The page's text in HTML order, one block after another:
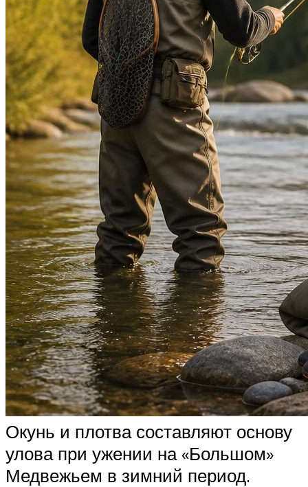
Окунь и плотва составляют основу
улова при ужении на «Большом»
Медвежьем в зимний период.